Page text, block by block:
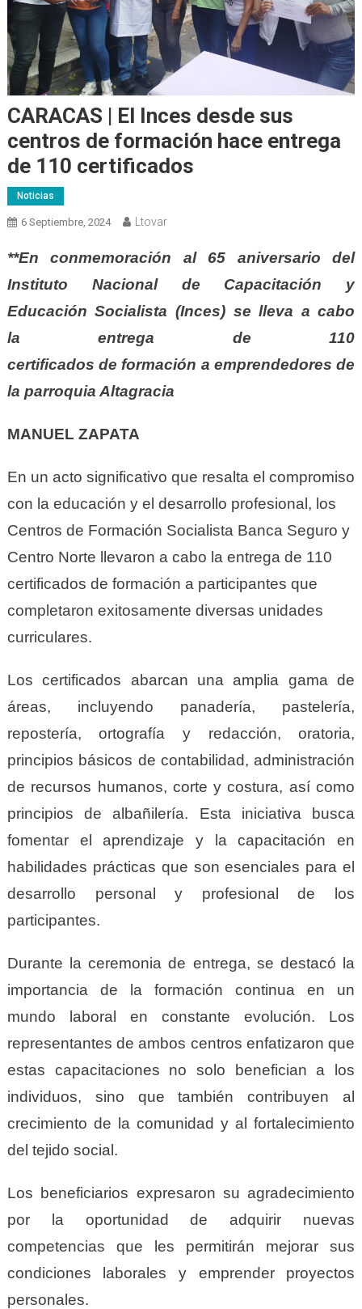
CARACAS | El Inces desde sus
centros de formación hace entrega
de 110 certificados
Noticias
6 Septiembre, 2024 Ltovar
**En conmemoración al 65 aniversario del
Instituto Nacional de Capacitación y
Educación Socialista (Inces) se lleva a cabo
la entrega de 110
certificados de formación a emprendedores de
la parroquia Altagracia
MANUEL ZAPATA
En un acto significativo que resalta el compromiso
con la educación y el desarrollo profesional, los
Centros de Formación Socialista Banca Seguro y
Centro Norte llevaron a cabo la entrega de 110
certificados de formación a participantes que
completaron exitosamente diversas unidades
curriculares.
Los certificados abarcan una amplia gama de
áreas, incluyendo panadería, pastelería,
repostería, ortografía y redacción, oratoria,
principios básicos de contabilidad, administración
de recursos humanos, corte y costura, así como
principios de albañilería. Esta iniciativa busca
fomentar el aprendizaje y la capacitación en
habilidades prácticas que son esenciales para el
desarrollo personal y profesional de los
participantes.
Durante la ceremonia de entrega, se destacó la
importancia de la formación continua en un
mundo laboral en constante evolución. Los
representantes de ambos centros enfatizaron que
estas capacitaciones no solo benefician a los
individuos, sino que también contribuyen al
crecimiento de la comunidad y al fortalecimiento
del tejido social.
Los beneficiarios expresaron su agradecimiento
por la oportunidad de adquirir nuevas
competencias que les permitirán mejorar sus
condiciones laborales y emprender proyectos
personales.